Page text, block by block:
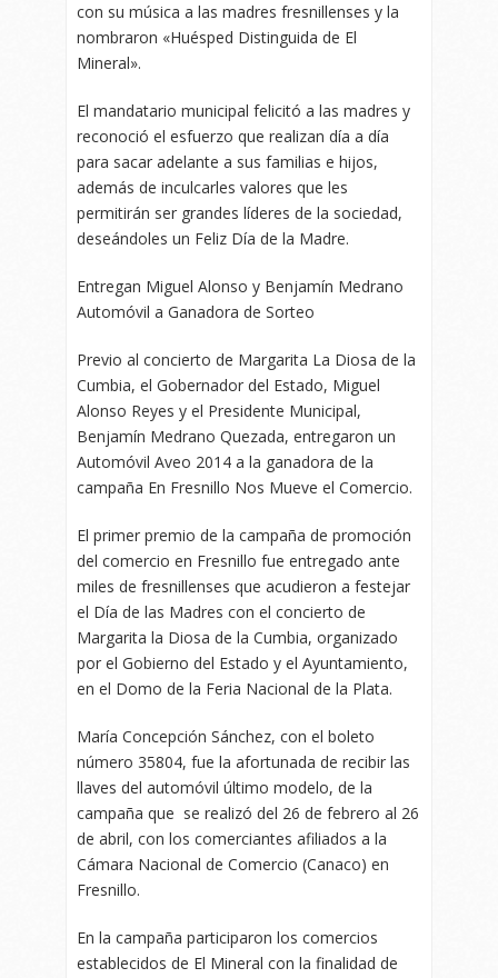
con su música a las madres fresnillenses y la
nombraron «Huésped Distinguida de El
Mineral».
El mandatario municipal felicitó a las madres y
reconoció el esfuerzo que realizan día a día
para sacar adelante a sus familias e hijos,
además de inculcarles valores que les
permitirán ser grandes líderes de la sociedad,
deseándoles un Feliz Día de la Madre.
Entregan Miguel Alonso y Benjamín Medrano
Automóvil a Ganadora de Sorteo
Previo al concierto de Margarita La Diosa de la
Cumbia, el Gobernador del Estado, Miguel
Alonso Reyes y el Presidente Municipal,
Benjamín Medrano Quezada, entregaron un
Automóvil Aveo 2014 a la ganadora de la
campaña En Fresnillo Nos Mueve el Comercio.
El primer premio de la campaña de promoción
del comercio en Fresnillo fue entregado ante
miles de fresnillenses que acudieron a festejar
el Día de las Madres con el concierto de
Margarita la Diosa de la Cumbia, organizado
por el Gobierno del Estado y el Ayuntamiento,
en el Domo de la Feria Nacional de la Plata.
María Concepción Sánchez, con el boleto
número 35804, fue la afortunada de recibir las
llaves del automóvil último modelo, de la
campaña que se realizó del 26 de febrero al 26
de abril, con los comerciantes afiliados a la
Cámara Nacional de Comercio (Canaco) en
Fresnillo.
En la campaña participaron los comercios
establecidos de El Mineral con la finalidad de